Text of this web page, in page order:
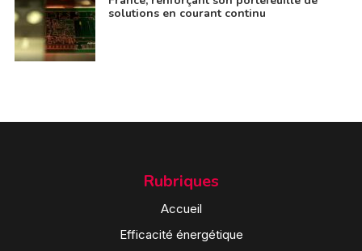
solutions en courant continu
Rubriques
Accueil
Efficacité énergétique